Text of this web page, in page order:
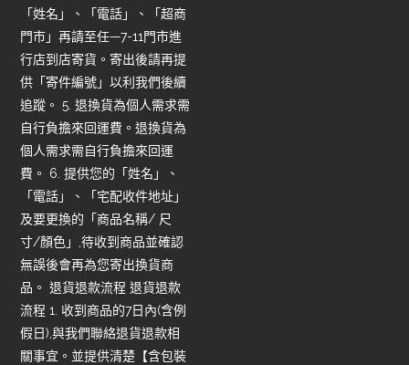
「姓名」、「電話」、「超商
門市」再請至任—7-11門市進
行店到店寄貨。寄出後請再提
供「寄件編號」以利我們後續
追蹤。 5. 退換貨為個人需求需
自行負擔來回運費。退換貨為
個人需求需自行負擔來回運
費。 6. 提供您的「姓名」、
「電話」、「宅配收件地址」
及要更換的「商品名稱/ 尺
寸/顏色」,待收到商品並確認
無誤後會再為您寄出換貨商
品。 退貨退款流程 退貨退款
流程 1. 收到商品的7日內(含例
假日),與我們聯絡退貨退款相
關事宜。並提供清楚【含包裝